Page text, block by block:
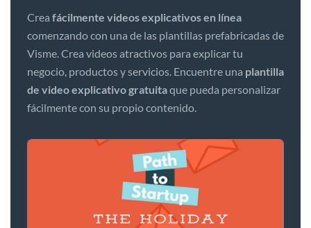
Crea fácilmente videos explicativos en línea
comenzando con una de las plantillas prefabricadas de
Visme. Crea videos atractivos para explicar tu
negocio, productos y servicios. Encuentre una plantilla
de video explicativo gratuitaque pueda personalizar
fácilmente con su propio contenido.